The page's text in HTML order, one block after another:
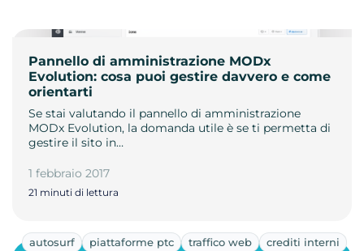
Pannello di amministrazione MODx
Evolution: cosa puoi gestire davvero e come
orientarti
Se stai valutando il pannello di amministrazione
MODx Evolution, la domanda utile è se ti permetta di
gestire il sito in…
1 febbraio 2017
21 minuti di lettura
autosurf piattaforme ptc traffico web crediti interni